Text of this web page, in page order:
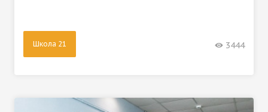
Школа 21 3444